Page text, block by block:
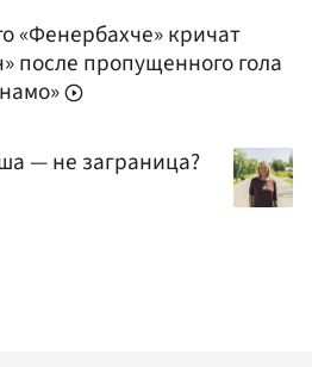
«Фенербахче» кричат
после пропущенного гола
— не заграница?